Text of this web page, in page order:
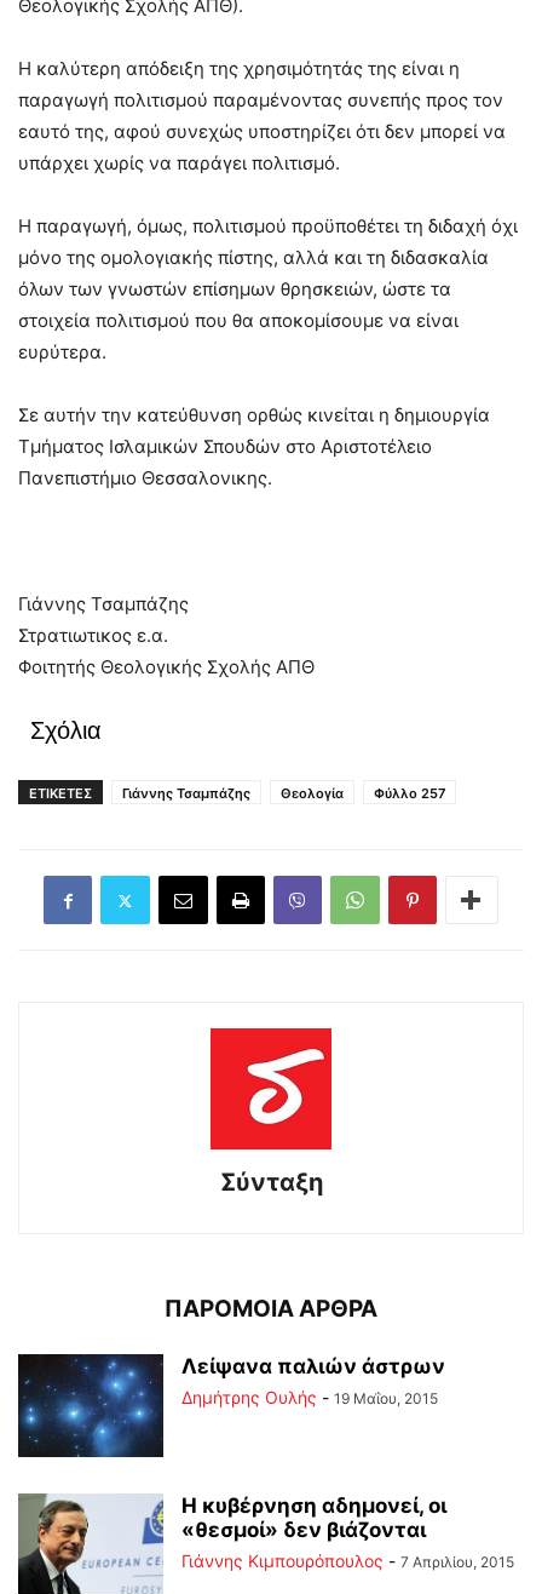
Θεολογικής Σχολής ΑΠΘ).
Η καλύτερη απόδειξη της χρησιμότητάς της είναι η
παραγωγή πολιτισμού παραμένοντας συνεπής προς τον
εαυτό της, αφού συνεχώς υποστηρίζει ότι δεν μπορεί να
υπάρχει χωρίς να παράγει πολιτισμό.
Η παραγωγή, όμως, πολιτισμού προϋποθέτει τη διδαχή όχι
μόνο της ομολογιακής πίστης, αλλά και τη διδασκαλία
όλων των γνωστών επίσημων θρησκειών, ώστε τα
στοιχεία πολιτισμού που θα αποκομίσουμε να είναι
ευρύτερα.
Σε αυτήν την κατεύθυνση ορθώς κινείται η δημιουργία
Τμήματος Ισλαμικών Σπουδών στο Αριστοτέλειο
Πανεπιστήμιο Θεσσαλονικης.
Γιάννης Τσαμπάζης
Στρατιωτικος ε.α.
Φοιτητής Θεολογικής Σχολής ΑΠΘ
Σχόλια
ΕΤΙΚΕΤΕΣ Γιάννης Τσαμπάζης Θεολογία Φύλλο 257
Σύνταξη
ΠΑΡΟΜΟΙΑ ΑΡΘΡΑ
Λείψανα παλιών άστρων
Δημήτρης Ουλής - 19 Μαΐου, 2015
Η κυβέρνηση αδημονεί, οι
«θεσμοί» δεν βιάζονται
Γιάννης Κιμπουρόπουλος - 7 Απριλίου, 2015